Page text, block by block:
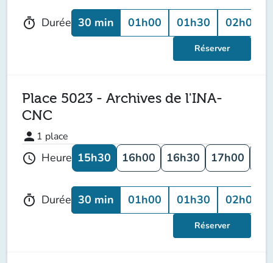
timer Durée 30 min 01h00 01h30 02h00
Réserver
Place 5023 - Archives de l'INA-
CNC
person 1 place
schedule Heure 15h30 16h00 16h30 17h00
timer Durée 30 min 01h00 01h30 02h00
Réserver